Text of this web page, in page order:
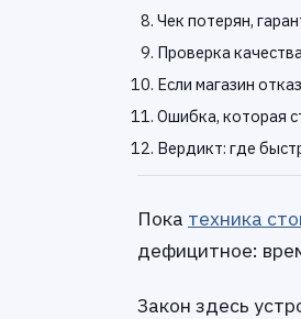
Чек потерян,
Проверка
Если магазин
Ошибка, которая
Вердикт: где
Пока техника
дефицитное:
Закон здесь